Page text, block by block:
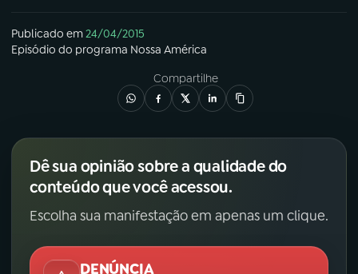
Publicado em24/04/2015
Episódio do programa Nossa América
Compartilhe
Dê sua opinião sobre a qualidade do
conteúdo que você acessou.
Escolha sua manifestação em apenas um clique.
DENÚNCIA